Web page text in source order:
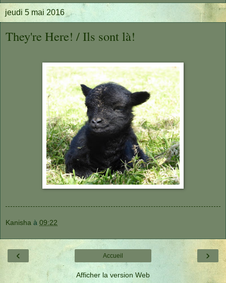
jeudi 5 mai 2016
They're Here! / Ils sont là!
Kanisha à 09:22
‹ ›
Accueil
Afficher la version Web